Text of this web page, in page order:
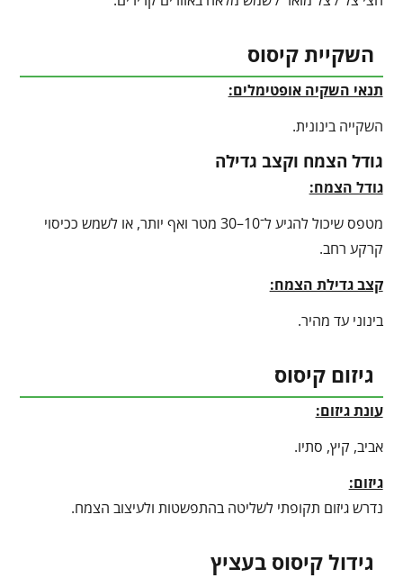
השקיית קיסוס
תנאי השקיה אופטימלים:
השקייה בינונית.
גודל הצמח וקצב גדילה
גודל הצמח:
מטפס שיכול להגיע ל־10–30 מטר ואף יותר, או לשמש ככיסוי
קרקע רחב.
קצב גדילת הצמח:
בינוני עד מהיר.
גיזום קיסוס
עונת גיזום:
אביב, קיץ, סתיו.
גיזום:
נדרש גיזום תקופתי לשליטה בהתפשטות ולעיצוב הצמח.
גידול קיסוס בעציץ